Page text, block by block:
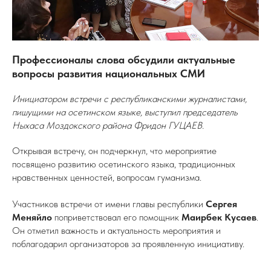
Профессионалы слова обсудили актуальные
вопросы развития национальных СМИ
Инициатором встречи с республиканскими журналистами,
пишущими на осетинском языке, выступил председатель
Ныхаса Моздокского района Фридон ГУЦАЕВ.
Открывая встречу, он подчеркнул, что мероприятие
посвящено развитию осетинского языка, традиционных
нравственных ценностей, вопросам гуманизма.
Участников встречи от имени главы республики Сергея
Меняйло поприветствовал его помощник Маирбек Кусаев.
Он отметил важность и актуальность мероприятия и
поблагодарил организаторов за проявленную инициативу.